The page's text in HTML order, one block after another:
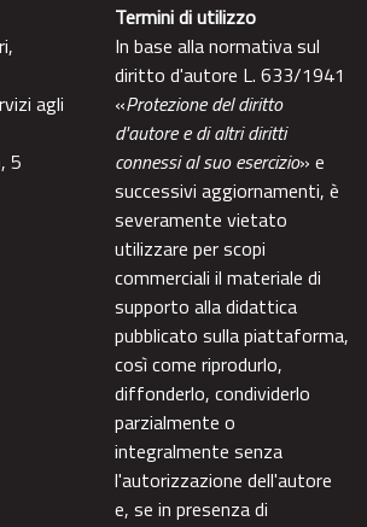
agli
5
Termini di utilizzo
In base alla normativa sul
diritto d'autore L. 633/1941
«Protezione del diritto
d'autore e di altri diritti
connessi al suo esercizio» e
successivi aggiornamenti, è
severamente vietato
utilizzare per scopi
commerciali il materiale di
supporto alla didattica
pubblicato sulla piattaforma,
così come riprodurlo,
diffonderlo, condividerlo
parzialmente o
integralmente senza
l'autorizzazione dell'autore
e, se in presenza di